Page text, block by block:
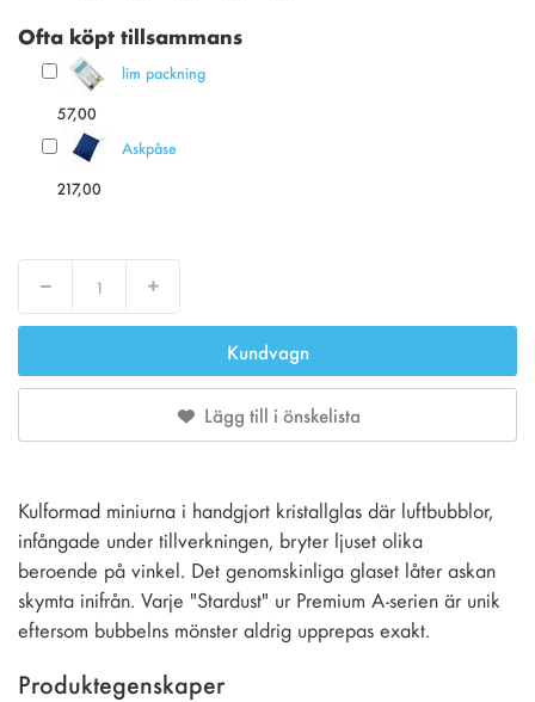
Ofta köpt tillsammans
lim packning
57,00
Askpåse
217,00
Decrease Increase
Kundvagn
Lägg till i önskelista
Kulformad miniurna i handgjort kristallglas där luftbubblor,
infångade under tillverkningen, bryter ljuset olika
beroende på vinkel. Det genomskinliga glaset låter askan
skymta inifrån. Varje "Stardust" ur Premium A-serien är unik
eftersom bubbelns mönster aldrig upprepas exakt.
Produktegenskaper